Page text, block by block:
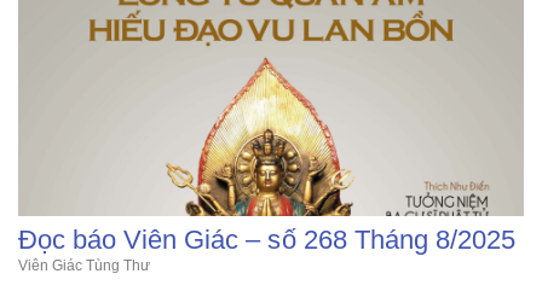
Đọc báo Viên Giác – số 268 Tháng 8/2025
Viên Giác Tùng Thư